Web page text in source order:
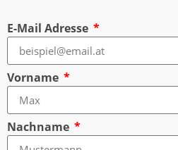
E-Mail Adresse
Vorname
Nachname